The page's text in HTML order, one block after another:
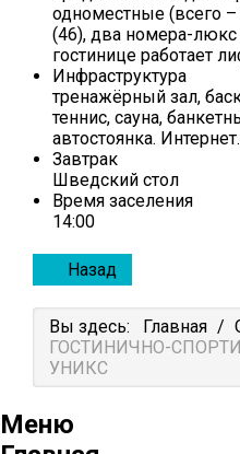
одноместные (всего
(46), два номера-
гостинице работает
Инфраструктура
тренажёрный зал,
теннис, сауна,
автостоянка. Интернет.
Завтрак
Шведский стол
Время заселения
14:00
Назад
Вы здесь: Главная /
ГОСТИНИЧНО-
УНИКС
Меню